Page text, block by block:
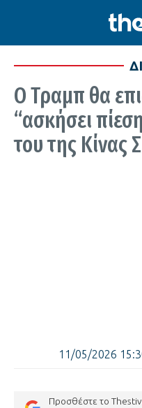
Ο Τραμπ θα
“ασκήσει
του της Κίνας
11/05/2026
Προσθέστε το